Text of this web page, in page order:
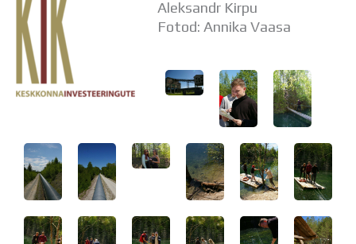
Aleksandr Kirpu
Fotod: Annika Vaasa